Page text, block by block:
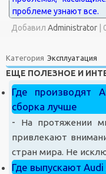
Добавил Administrator
Категория Эксплуатация
ЕЩЕ ПОЛЕЗНОЕ И
Где производят
сборка лучше
-
На протяжении
привлекают
стран мира. Не
Где выпускают